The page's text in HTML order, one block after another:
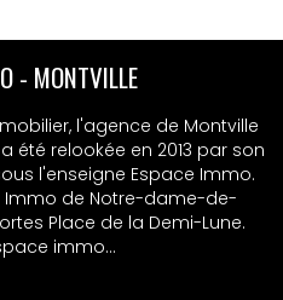
- MONTVILLE
l'agence de Montville
été relookée en 2013 par son
l'enseigne Espace Immo.
Immo de Notre-dame-de-
Place de la Demi-Lune.
immo...